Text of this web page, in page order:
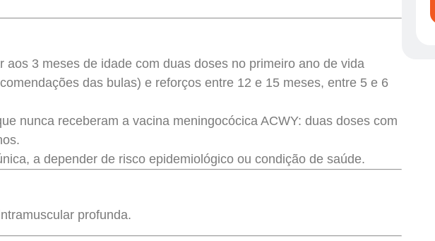
aos 3 meses de idade com duas doses no primeiro ano de vida
das bulas) e reforços entre 12 e 15 meses, entre 5 e 6
nunca receberam a vacina meningocócica ACWY: duas doses com
a depender de risco epidemiológico ou condição de saúde.
profunda.